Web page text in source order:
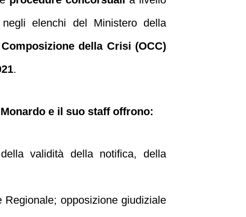
elenchi del Ministero della
della Crisi (OCC)
.
e il suo staff offrono:
validità della notifica, della
opposizione giudiziale